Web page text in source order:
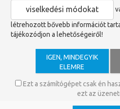
Egyetemi folyóirat-platform
viselkedési módokat
létrehozott bővebb információt
tájékozódjon a lehetőségeiről!
IGEN, MINDEGYIK
ELEMRE
Ezt a számítógépet csak én
ezt az